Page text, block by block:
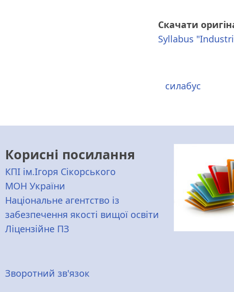
Скачати
Syllabus
силабус
Корисні посилання
КПІ ім.Ігоря Сікорського
МОН України
Національне агентство із
забезпечення якості вищої освіти
Ліцензійне ПЗ
Меню
Зворотний зв'язок